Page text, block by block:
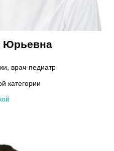
Юрьевна
врач-педиатр
категории